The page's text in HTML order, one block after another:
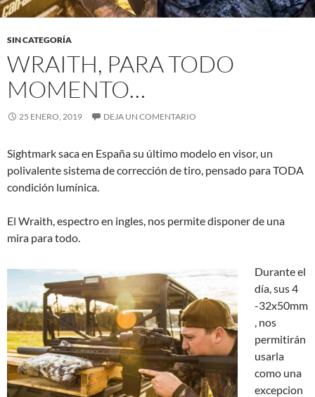
SIN CATEGORÍA
WRAITH, PARA TODO
MOMENTO…
25 ENERO, 2019 DEJA UN COMENTARIO
Sightmark saca en España su último modelo en visor, un
polivalente sistema de corrección de tiro, pensado para TODA
condición lumínica.
El Wraith, espectro en ingles, nos permite disponer de una
mira para todo.
Durante el
día, sus 4
-32x50mm
, nos
permitirán
usarla
como una
excepcion